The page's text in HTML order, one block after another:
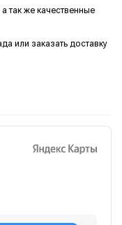
так же качественные
или заказать доставку